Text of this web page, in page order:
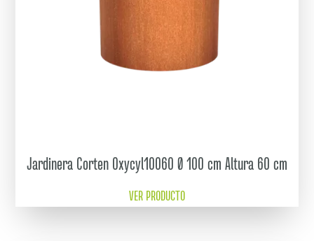
Jardinera Corten Oxycyl10060 Ø 100 cm Altura 60 cm
VER PRODUCTO